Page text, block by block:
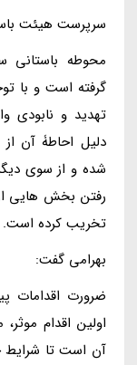
سرپرست هیئت
محوطه باستانی
گرفته است و با
تهدید و
دلیل احاطۀ آن
شده و از سوی
رفتن بخش هایی
تخریب کرده است.
بهرامی گفت:
ضرورت اقدامات
اولین اقدام
آن است تا شرایط